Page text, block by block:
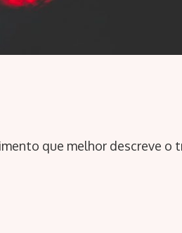
que melhor descreve o